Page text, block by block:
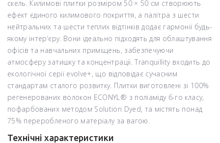
скель. Килимові плитки розміром 50 × 50 см створюють
ефект єдиного килимового покриття, а палітра з шести
нейтральних та шести теплих відтінків додає гармонії будь-
якому інтер’єру. Вони ідеально підходять для облаштування
офісів та навчальних приміщень, забезпечуючи
атмосферу затишку та концентрації. Tranquillity входить до
екологічної серії evolve+, що відповідає сучасним
стандартам сталого розвитку. Плитки виготовлені зі 100%
регенерованих волокон ECONYL® з поліаміду 6-го класу,
пофарбованих методом Solution Dyed, та містять понад
75% переробленого матеріалу за вагою.
Технічні характеристики